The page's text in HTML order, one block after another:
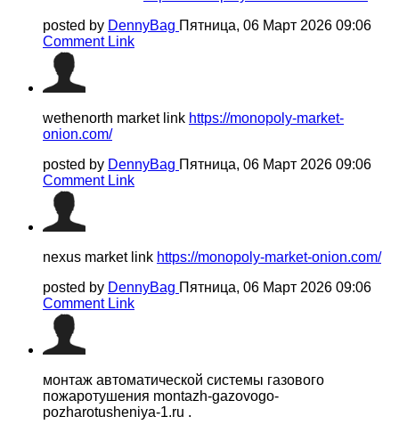
posted by DennyBag Пятница, 06 Март 2026 09:06
Comment Link
wethenorth market link https://monopoly-market-
onion.com/
posted by DennyBag Пятница, 06 Март 2026 09:06
Comment Link
nexus market link https://monopoly-market-onion.com/
posted by DennyBag Пятница, 06 Март 2026 09:06
Comment Link
монтаж автоматической системы газового
пожаротушения montazh-gazovogo-
pozharotusheniya-1.ru .